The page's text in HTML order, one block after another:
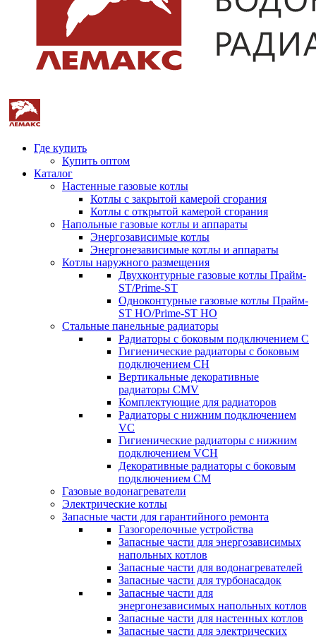
Где купить
Купить оптом
Каталог
Настенные газовые котлы
Котлы с закрытой камерой сгорания
Котлы с открытой камерой сгорания
Напольные газовые котлы и аппараты
Энергозависимые котлы
Энергонезависимые котлы и аппараты
Котлы наружного размещения
Двухконтурные газовые котлы Прайм-
ST/Prime-ST
Одноконтурные газовые котлы Прайм-
ST HO/Prime-ST HO
Стальные панельные радиаторы
Радиаторы c боковым подключением C
Гигиенические радиаторы c боковым
подключением CH
Вертикальные декоративные
радиаторы CMV
Комплектующие для радиаторов
Радиаторы c нижним подключением
VC
Гигиенические радиаторы c нижним
подключением VCH
Декоративные радиаторы с боковым
подключением CM
Газовые водонагреватели
Электрические котлы
Запасные части для гарантийного ремонта
Газогорелочные устройства
Запасные части для энергозависимых
напольных котлов
Запасные части для водонагревателей
Запасные части для турбонасадок
Запасные части для
энергонезависимых напольных котлов
Запасные части для настенных котлов
Запасные части для электрических